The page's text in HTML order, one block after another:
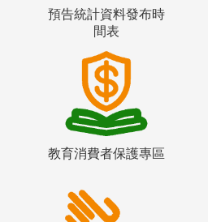
預告統計資料發布時
間表
教育消費者保護專區